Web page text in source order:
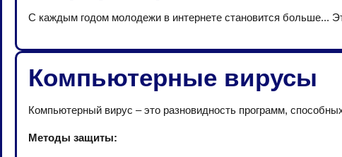
С каждым годом молодежи в интернете становится больше...
Компьютерные вирусы
Компьютерный вирус – это разновидность программ,
Методы защиты: